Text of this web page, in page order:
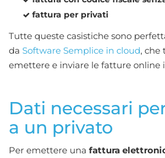
fattura per privati
Tutte queste casistiche sono
da Software Semplice in cloud, che
emettere e inviare le fatture online
Dati necessari
a un privato
Per emettere una fattura